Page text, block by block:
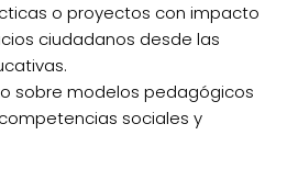
o proyectos con impacto
ciudadanos desde las
sobre modelos pedagógicos
sociales y